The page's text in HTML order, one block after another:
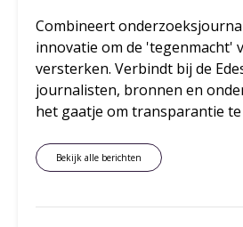
Combineert
innovatie om de 'tegenmacht'
versterken. Verbindt bij de
journalisten, bronnen en
het gaatje om transparantie
Bekijk alle berichten